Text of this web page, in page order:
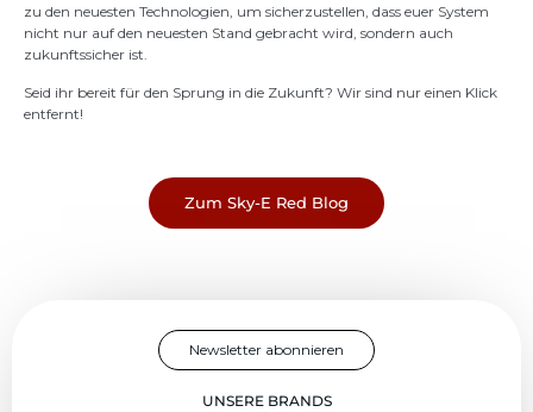
zu den neuesten Technologien, um sicherzustellen, dass euer System
nicht nur auf den neuesten Stand gebracht wird, sondern auch
zukunftssicher ist.
Seid ihr bereit für den Sprung in die Zukunft? Wir sind nur einen Klick
entfernt!
Zum Sky-E Red Blog
Newsletter abonnieren
UNSERE BRANDS